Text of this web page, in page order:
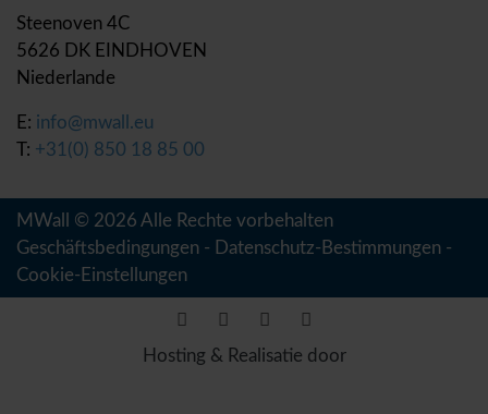
Steenoven 4C
5626 DK EINDHOVEN
Niederlande
E: info@mwall.eu
T: +31(0) 850 18 85 00
MWall © 2026 Alle Rechte vorbehalten
Geschäftsbedingungen - Datenschutz-Bestimmungen -
Cookie-Einstellungen
Hosting & Realisatie door